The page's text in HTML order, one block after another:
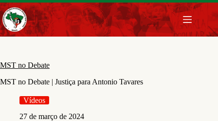
Pular
para
o
conteúdo
MST no Debate
MST no Debate | Justiça para Antonio Tavares
Vídeos
27 de março de 2024